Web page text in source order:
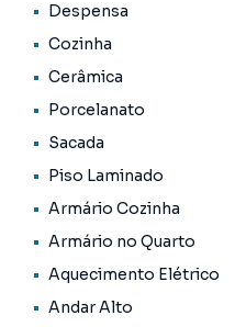
Despensa
Cozinha
Cerâmica
Porcelanato
Sacada
Piso Laminado
Armário Cozinha
Armário no Quarto
Aquecimento Elétrico
Andar Alto